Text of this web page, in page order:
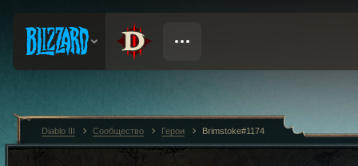
Diablo III Сообщество Герои Brimstoke#1174